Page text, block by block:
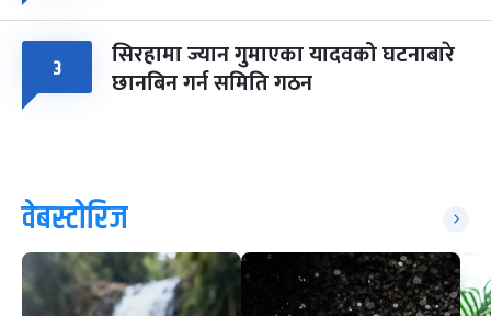
३ सिरहामा ज्यान गुमाएका यादवको घटनाबारे
छानबिन गर्न समिति गठन
वेबस्टोरिज